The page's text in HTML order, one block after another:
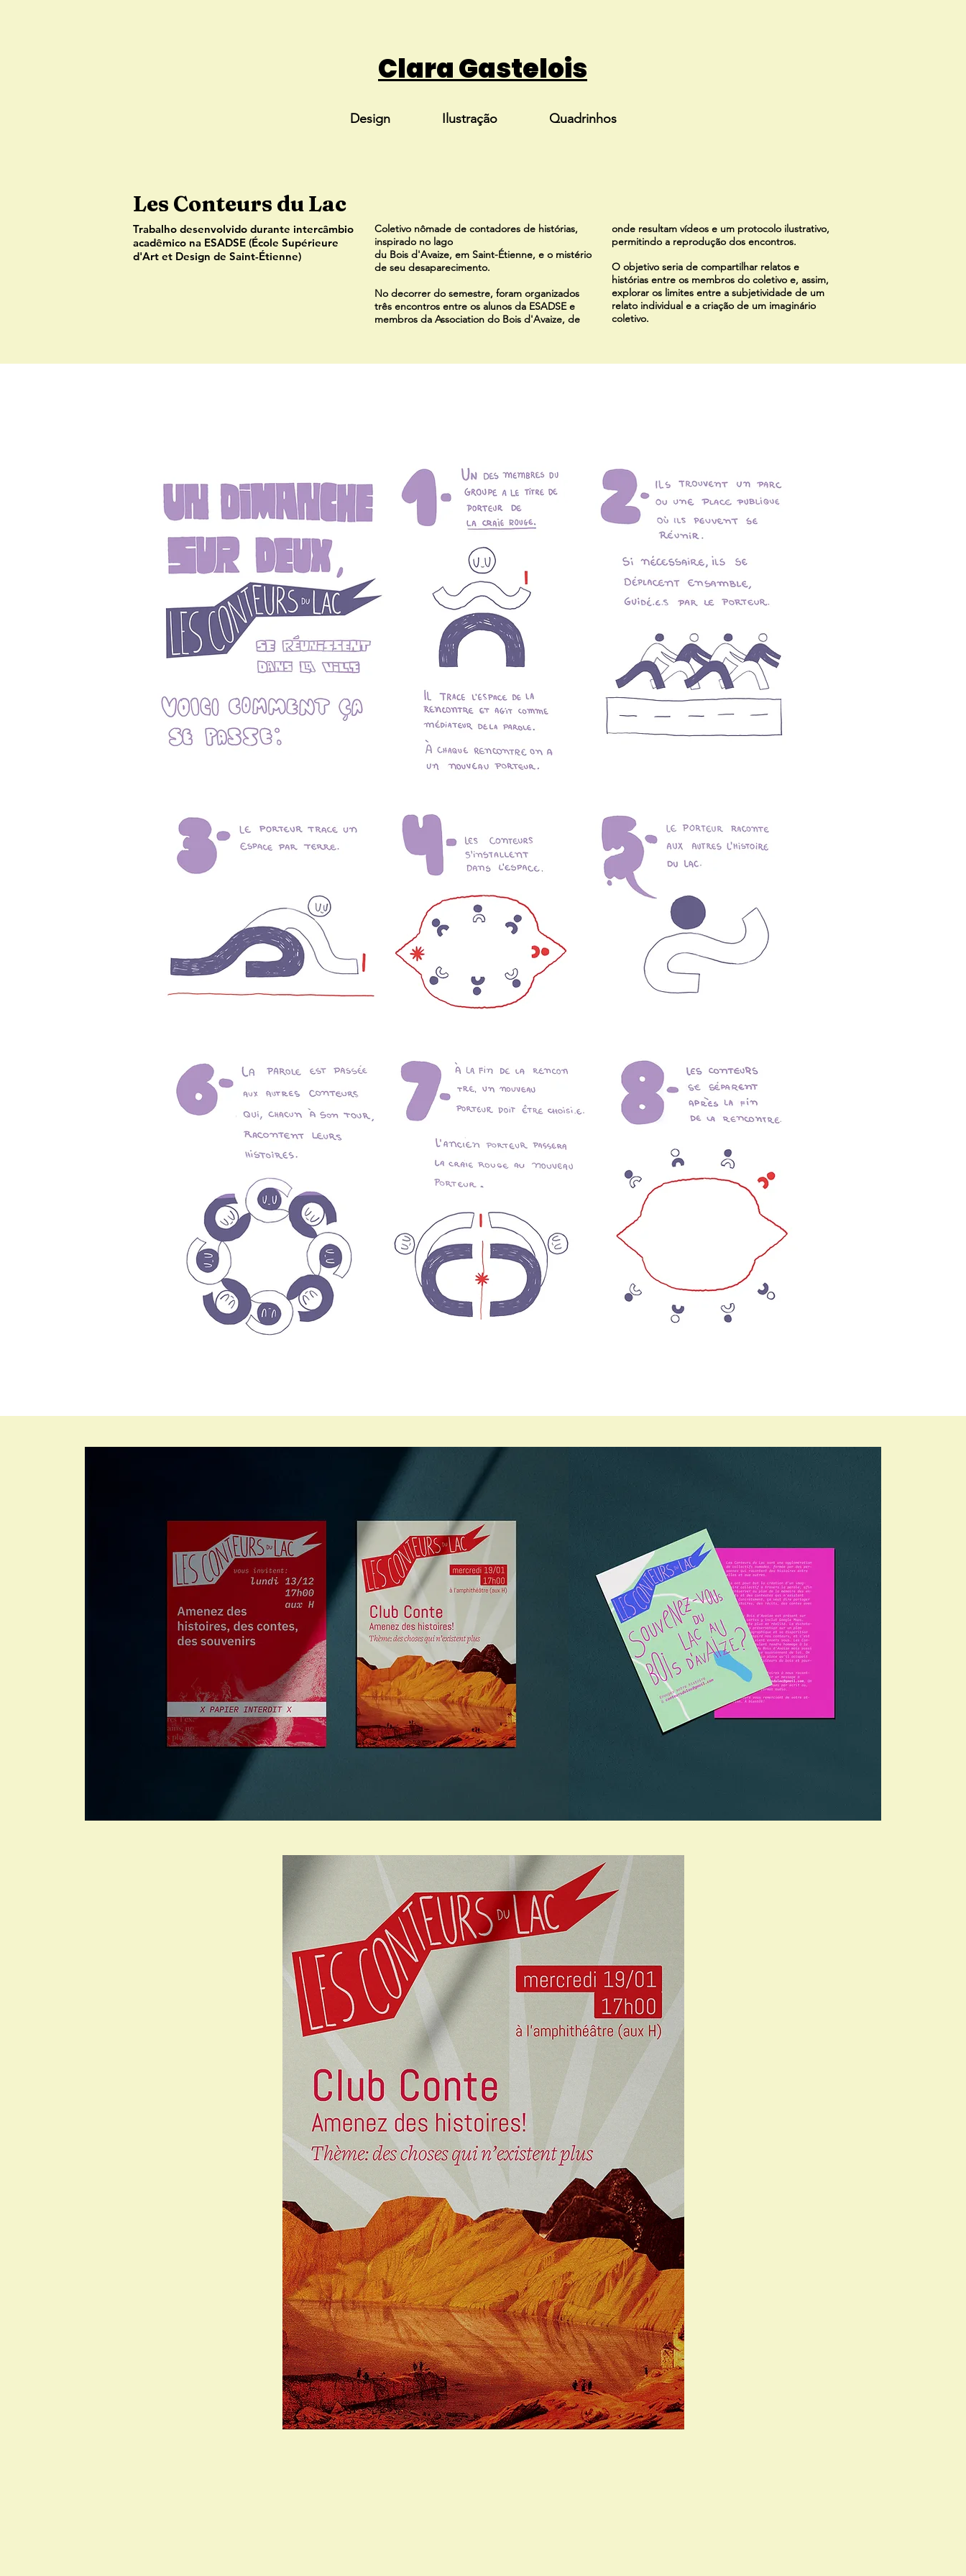
Clara Gastelois
Design Ilustração Quadrinhos
Les Conteurs du Lac
Trabalho desenvolvido durante intercâmbio
acadêmico na ESADSE (École Supérieure
d'Art et Design de Saint-Étienne)
Coletivo nômade de contadores de histórias,
inspirado no lago
du Bois d'Avaize, em Saint-Étienne, e o mistério
de seu desaparecimento.
No decorrer do semestre, foram organizados
três encontros entre os alunos da ESADSE e
membros da Association do Bois d'Avaize, de
onde resultam vídeos e um protocolo ilustrativo,
permitindo a reprodução dos encontros.
O objetivo seria de compartilhar relatos e
histórias entre os membros do coletivo e, assim,
explorar os limites entre a subjetividade de um
relato individual e a criação de um imaginário
coletivo.